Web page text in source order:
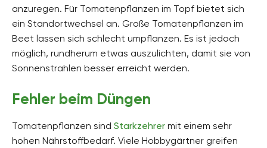
anzuregen. Für Tomatenpflanzen im Topf bietet sich
ein Standortwechsel an. Große Tomatenpflanzen im
Beet lassen sich schlecht umpflanzen. Es ist jedoch
möglich, rundherum etwas auszulichten, damit sie von
Sonnenstrahlen besser erreicht werden.
Fehler beim Düngen
Tomatenpflanzen sind Starkzehrer mit einem sehr
hohen Nährstoffbedarf. Viele Hobbygärtner greifen